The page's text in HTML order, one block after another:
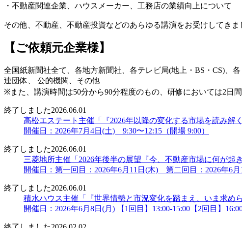
・不動産関連企業、ハウスメーカー、工務店の業績向上について
その他、不動産、不動産投資などのあらゆる講演をお受けしてきま
【ご依頼元企業様】
全国紙新聞社全て、各地方新聞社、各テレビ局(地上・BS・CS)、
連団体、 公的機関、その他
※また、講演時間は50分から90分程度のもの、研修においては2
終了しました2026.06.01
高松エステート主催「『2026年以降の変化する市場を読み解
開催日：2026年7月4日(土) 9:30〜12:15（開場 9:00）
終了しました2026.06.01
三菱地所主催「2026年後半の展望『今、不動産市場に何が起
開催日：第一回目：2026年6月11日(木) 第二回目：2026年6月
終了しました2026.06.01
積水ハウス主催「『世界情勢と市況変化を踏まえ、いま求
開催日：2026年6月8日(月) 【1回目】13:00-15:00【2回目】